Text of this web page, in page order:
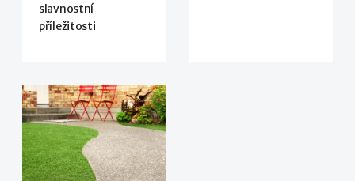
slavnostní
příležitosti